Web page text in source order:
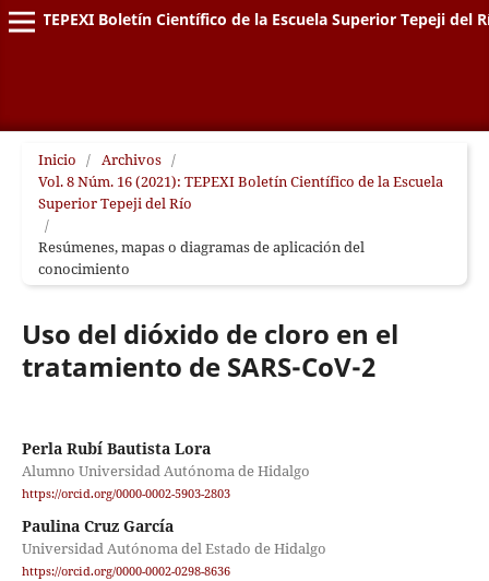
TEPEXI Boletín Científico de la Escuela Superior Tepeji del
Inicio / Archivos /
Vol. 8 Núm. 16 (2021): TEPEXI Boletín Científico de la Escuela
Superior Tepeji del Río
/
Resúmenes, mapas o diagramas de aplicación del
conocimiento
Uso del dióxido de cloro en el
tratamiento de SARS-CoV-2
Perla Rubí Bautista Lora
Alumno Universidad Autónoma de Hidalgo
https://orcid.org/0000-0002-5903-2803
Paulina Cruz García
Universidad Autónoma del Estado de Hidalgo
https://orcid.org/0000-0002-0298-8636